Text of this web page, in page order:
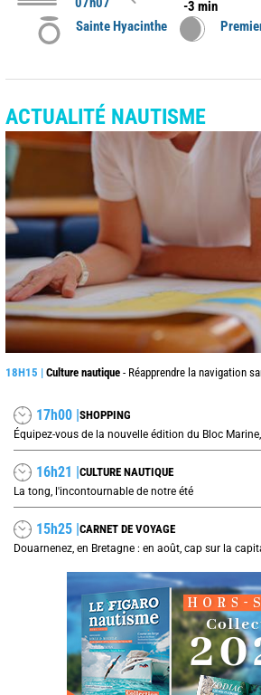
-3 min
Sainte Hyacinthe
ACTUALITÉ NAUTISME
18H15 | Culture nautique - Réapprendre la navigation sans écran : ces
17h00 |SHOPPING
16h21 |CULTURE NAUTIQUE
La tong, l'incontournable de notre été
15h25 |CARNET DE VOYAGE